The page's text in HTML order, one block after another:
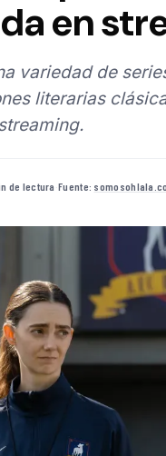
en
variedad de
literarias
de lectura ·Fuente: